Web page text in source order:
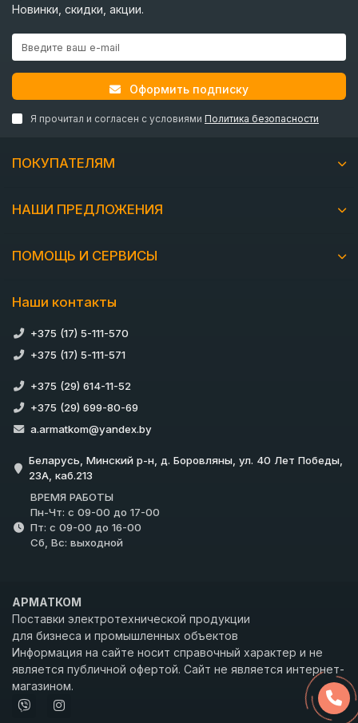
Новинки, скидки, акции.
Оформить подписку
Я прочитал и согласен с условиями Политика безопасности
ПОКУПАТЕЛЯМ
НАШИ ПРЕДЛОЖЕНИЯ
ПОМОЩЬ И СЕРВИСЫ
Наши контакты
+375 (17) 5-111-570
+375 (17) 5-111-571
+375 (29) 614-11-52
+375 (29) 699-80-69
a.armatkom@yandex.by
Беларусь, Минский р-н, д. Боровляны, ул. 40 Лет Победы,
23А, каб.213
ВРЕМЯ РАБОТЫ
Пн-Чт: с 09-00 до 17-00
Пт: с 09-00 до 16-00
Сб, Вс: выходной
АРМАТКОМ
Поставки электротехнической продукции
для бизнеса и промышленных объектов
Информация на сайте носит справочный характер и не
является публичной офертой. Сайт не является интернет-
магазином.